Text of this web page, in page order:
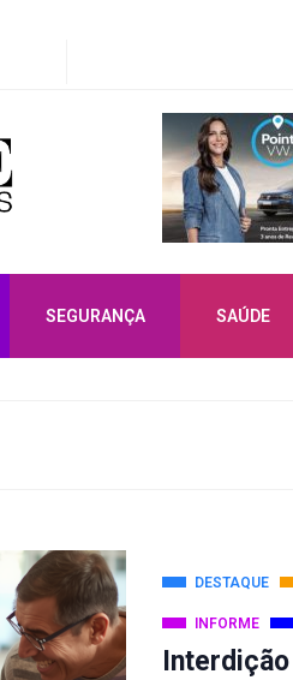
SEGURANÇA SAÚDE
DESTAQUE
INFORME